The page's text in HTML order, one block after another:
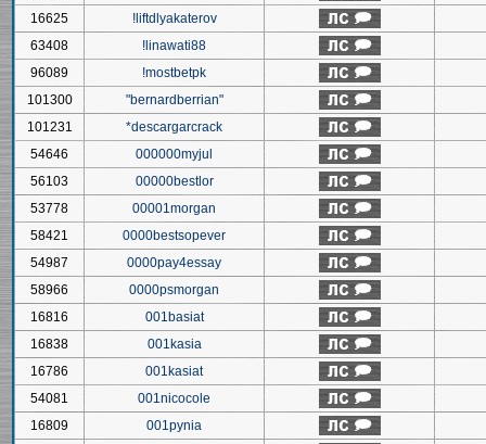
16625
!liftdlyakaterov
63408
!linawati88
96089
!mostbetpk
101300
"bernardberrian"
101231
*descargarcrack
54646
000000myjul
56103
00000bestlor
53778
00001morgan
58421
0000bestsopever
54987
0000pay4essay
58966
0000psmorgan
16816
001basiat
16838
001kasia
16786
001kasiat
54081
001nicocole
16809
001pynia